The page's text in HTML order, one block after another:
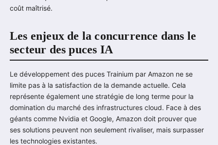
coût maîtrisé.
Les enjeux de la concurrence dans le
secteur des puces IA
Le développement des puces Trainium par Amazon ne se
limite pas à la satisfaction de la demande actuelle. Cela
représente également une stratégie de long terme pour la
domination du marché des infrastructures cloud. Face à des
géants comme Nvidia et Google, Amazon doit prouver que
ses solutions peuvent non seulement rivaliser, mais surpasser
les technologies existantes.